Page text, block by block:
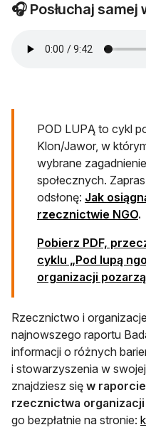
🎧 Posłuchaj
POD LUPĄ to cykl
Klon/Jawor, w
wybrane
społecznych.
odsłonę: Jak
rzecznictwie NGO.
Pobierz PDF,
cyklu „Pod lupą
organizacji
Rzecznictwo i
najnowszego raportu
informacji o różnych
i stowarzyszenia w
znajdziesz się w
rzecznictwa
go bezpłatnie na stronie: